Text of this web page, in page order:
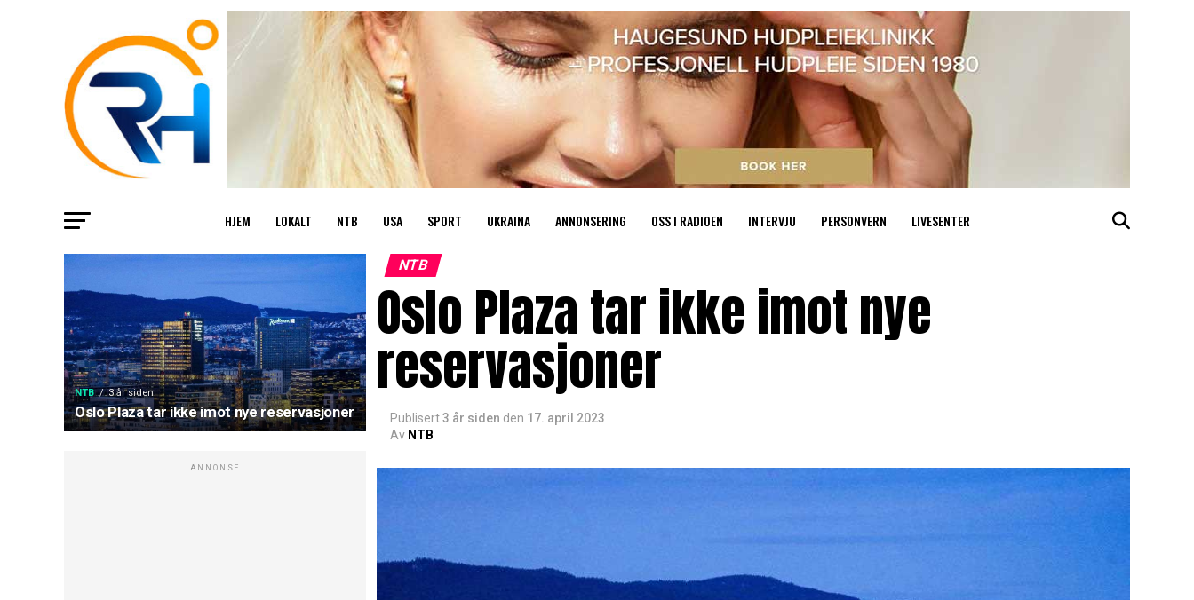
HJEM LOKALT NTB USA SPORT UKRAINA ANNONSERING OSS I RADIOEN INTERVJU PERSONVERN LIVESENTER
NTB 3 år siden
Oslo Plaza tar ikke imot nye reservasjoner
ANNONSE
NTB
Oslo Plaza tar ikke imot nye
reservasjoner
Publisert3 år siden den 17. april 2023
Av NTB